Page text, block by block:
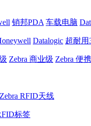
销邦PDA 车载电脑
Datalogic 超耐用
Zebra 商业级 Zebra 便
Zebra RFID天线
标签